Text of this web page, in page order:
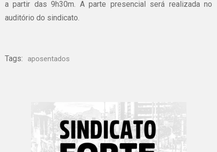
a partir das 9h30m. A parte presencial será realizada no
auditório do sindicato.
Tags: aposentados